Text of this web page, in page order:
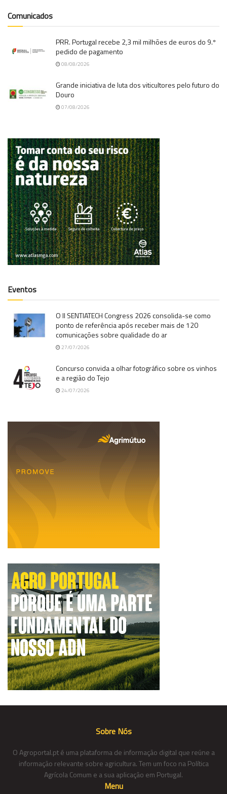
Comunicados
PRR. Portugal recebe 2,3 mil milhões de euros do 9.º
pedido de pagamento
08/08/2026
Grande iniciativa de luta dos viticultores pelo futuro do
Douro
07/08/2026
Eventos
O II SENTIATECH Congress 2026 consolida-se como
ponto de referência após receber mais de 120
comunicações sobre qualidade do ar
27/07/2026
Concurso convida a olhar fotográfico sobre os vinhos
e a região do Tejo
24/07/2026
Sobre Nós
O Agroportal.pt é uma plataforma de informação digital que reúne a
informação relevante sobre agricultura. Tem um foco na Política
Agrícola Comum e a sua aplicação em Portugal.
Menu